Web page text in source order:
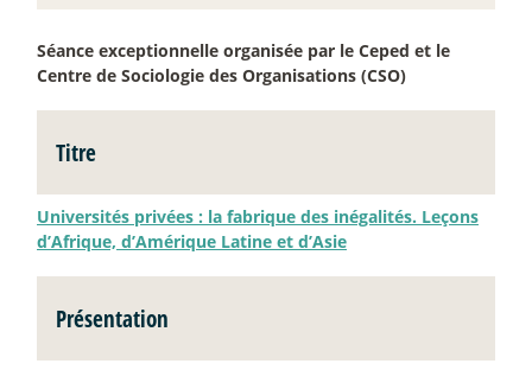
Séance exceptionnelle organisée par le Ceped et le
Centre de Sociologie des Organisations (CSO)
Titre
Universités privées : la fabrique des inégalités. Leçons
d’Afrique, d’Amérique Latine et d’Asie
Présentation